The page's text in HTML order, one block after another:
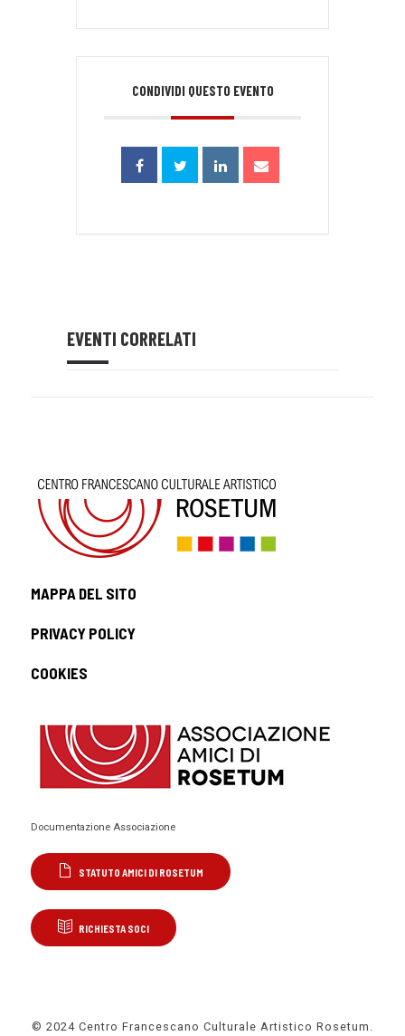
CONDIVIDI QUESTO EVENTO
EVENTI CORRELATI
MAPPA DEL SITO
PRIVACY POLICY
COOKIES
Documentazione Associazione
STATUTO AMICI DI ROSETUM
RICHIESTA SOCI
© 2024 Centro Francescano Culturale Artistico Rosetum.